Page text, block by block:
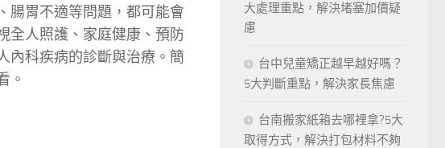
腸胃不適等問題，都可能會
全人照護、家庭健康、預防
內科疾病的診斷與治療。簡
。
大處理重點，解決堵塞加價疑
慮
台中兒童矯正越早越好嗎？
5大判斷重點，解決家長焦慮
台南搬家紙箱去哪裡拿?5大
取得方式，解決打包材料不夠